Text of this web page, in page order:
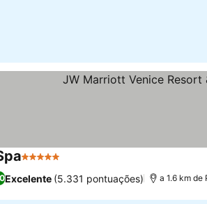
5 Estrelas
Excelente (5.331 pontuações) a 1.6 km de